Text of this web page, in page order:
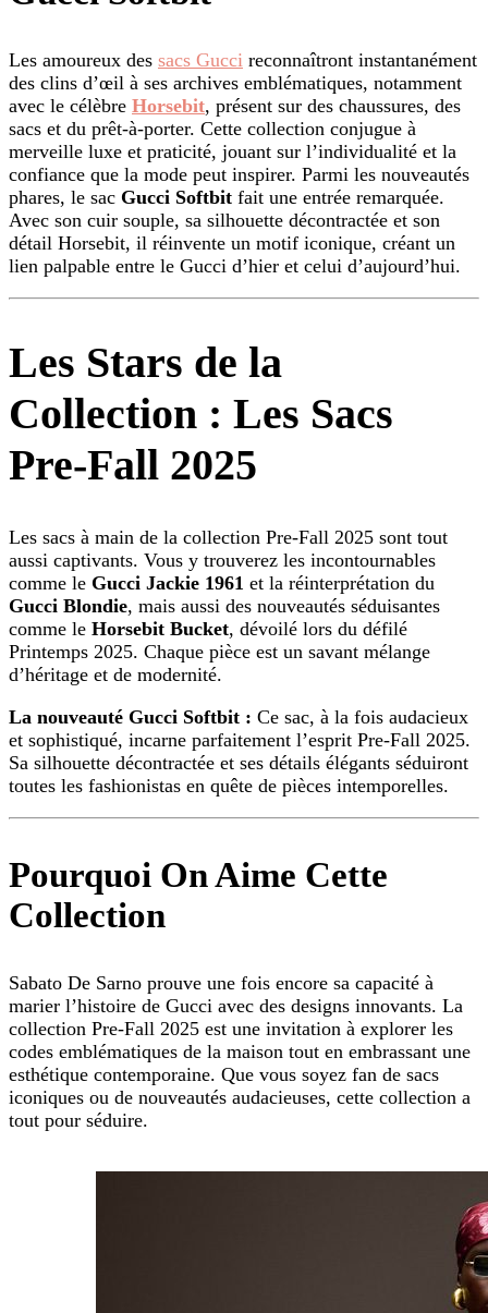
Les amoureux des sacs Gucci reconnaîtront instantanément
des clins d’œil à ses archives emblématiques, notamment
avec le célèbre Horsebit, présent sur des chaussures, des
sacs et du prêt-à-porter. Cette collection conjugue à
merveille luxe et praticité, jouant sur l’individualité et la
confiance que la mode peut inspirer. Parmi les nouveautés
phares, le sac Gucci Softbit fait une entrée remarquée.
Avec son cuir souple, sa silhouette décontractée et son
détail Horsebit, il réinvente un motif iconique, créant un
lien palpable entre le Gucci d’hier et celui d’aujourd’hui.
Les Stars de la
Collection : Les Sacs
Pre-Fall 2025
Les sacs à main de la collection Pre-Fall 2025 sont tout
aussi captivants. Vous y trouverez les incontournables
comme le Gucci Jackie 1961 et la réinterprétation du
Gucci Blondie, mais aussi des nouveautés séduisantes
comme le Horsebit Bucket, dévoilé lors du défilé
Printemps 2025. Chaque pièce est un savant mélange
d’héritage et de modernité.
La nouveauté Gucci Softbit : Ce sac, à la fois audacieux
et sophistiqué, incarne parfaitement l’esprit Pre-Fall 2025.
Sa silhouette décontractée et ses détails élégants séduiront
toutes les fashionistas en quête de pièces intemporelles.
Pourquoi On Aime Cette
Collection
Sabato De Sarno prouve une fois encore sa capacité à
marier l’histoire de Gucci avec des designs innovants. La
collection Pre-Fall 2025 est une invitation à explorer les
codes emblématiques de la maison tout en embrassant une
esthétique contemporaine. Que vous soyez fan de sacs
iconiques ou de nouveautés audacieuses, cette collection a
tout pour séduire.